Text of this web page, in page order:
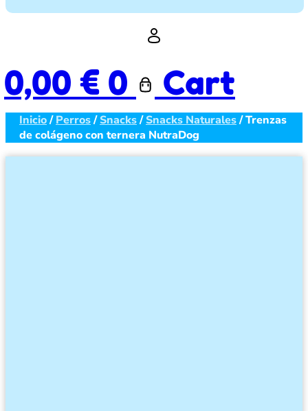
0,00 € 0 Cart
Inicio/Perros/Snacks/Snacks Naturales/ Trenzas
de colágeno con ternera NutraDog